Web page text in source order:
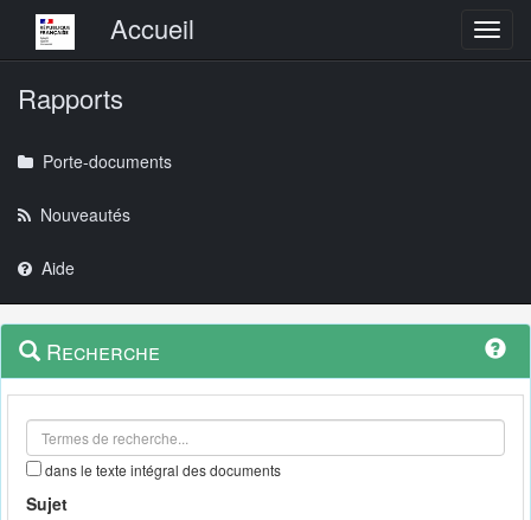
Menu principalAccueil
Rapports
Porte-documents
Nouveautés
Aide
Navigation
outils
Menu
contextuel
Recherche
dans le texte intégral des documents
Sujet